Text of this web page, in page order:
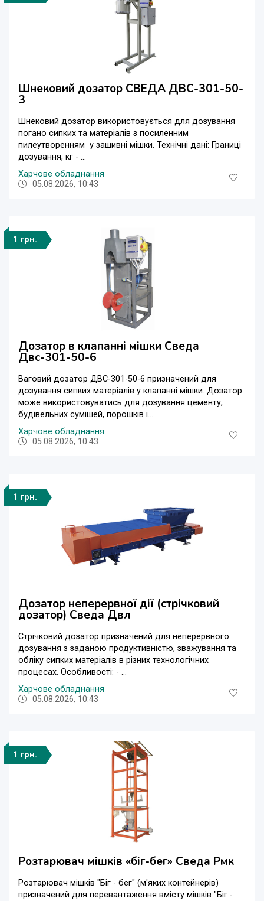
Шнековий дозатор СВЕДА ДВС-301-50-
3
Шнековий дозатор використовується для дозування
погано сипких та матеріалів з посиленним
пилеутворенням у зашивні мішки. Технічні дані: Границі
дозування, кг - ...
Харчове обладнання
05.08.2026, 10:43
1 грн.
Дозатор в клапанні мішки Сведа
Двс-301-50-6
Ваговий дозатор ДВС-301-50-6 призначений для
дозування сипких матеріалів у клапанні мішки. Дозатор
може використовуватись для дозування цементу,
будівельних сумішей, порошків і...
Харчове обладнання
05.08.2026, 10:43
1 грн.
Дозатор неперервної дії (стрічковий
дозатор) Сведа Двл
Стрічковий дозатор призначений для неперервного
дозування з заданою продуктивністю, зважування та
обліку сипких матеріалів в різних технологічних
процесах. Особливості: - ...
Харчове обладнання
05.08.2026, 10:43
1 грн.
Розтарювач мішків «біг-бег» Сведа Рмк
Розтарювач мішків "Біг - бег" (м'яких контейнерів)
призначений для перевантаження вмісту мішків "Біг -